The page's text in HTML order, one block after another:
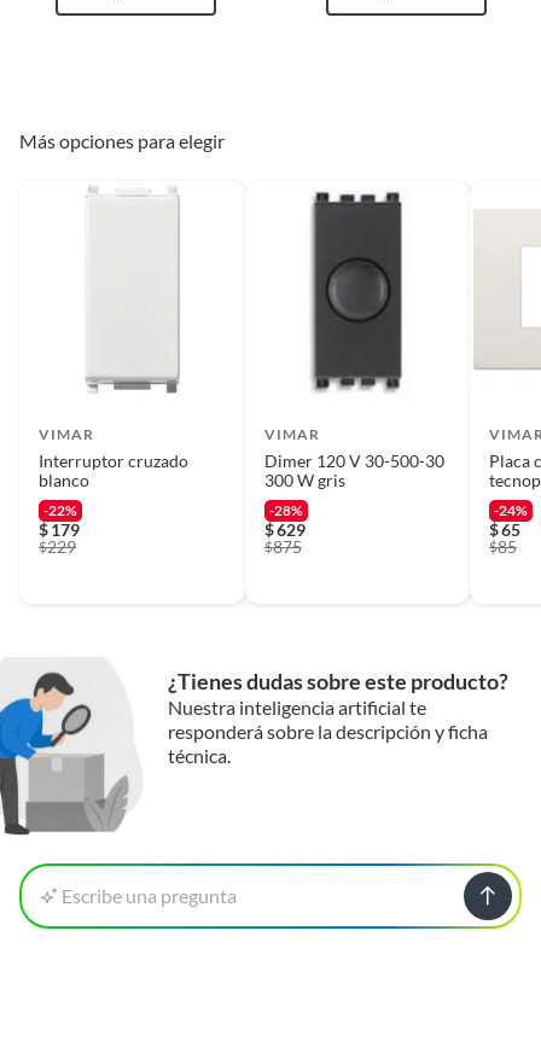
Más opciones para elegir
VIMAR
Interruptor cruzado
blanco
-22%
$179
$229
VIMAR
Dimer 120 V 30-500-30
300 W gris
-28%
$629
$875
Placa
-24%
$65
$85
¿Tienes dudas sobre este producto?
Nuestra inteligencia artificial te
responderá sobre la descripción y ficha
técnica.
Escribe una pregunta